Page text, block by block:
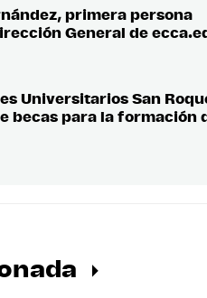
primera persona
General de
Universitarios San
becas para la formación